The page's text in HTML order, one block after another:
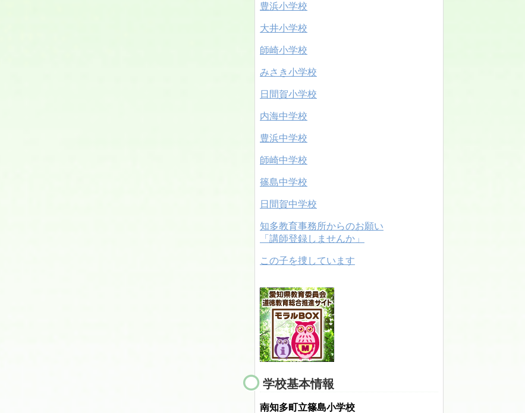
豊浜小学校
大井小学校
師崎小学校
みさき小学校
日間賀小学校
内海中学校
豊浜中学校
師崎中学校
篠島中学校
日間賀中学校
知多教育事務所からのお願い
「講師登録しませんか」
この子を捜しています
学校基本情報
南知多町立篠島小学校